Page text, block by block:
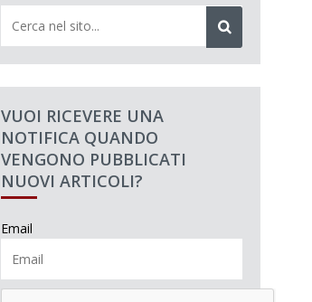
VUOI RICEVERE UNA
NOTIFICA QUANDO
VENGONO PUBBLICATI
NUOVI ARTICOLI?
Email